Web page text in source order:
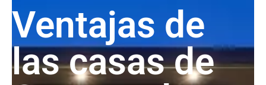
Ventajas de
las casas de